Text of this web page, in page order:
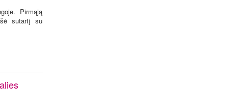
Pirmąją
sutartį su